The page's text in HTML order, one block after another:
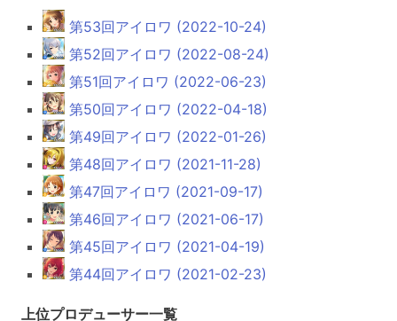
第53回アイロワ (2022-10-24)
第52回アイロワ (2022-08-24)
第51回アイロワ (2022-06-23)
第50回アイロワ (2022-04-18)
第49回アイロワ (2022-01-26)
第48回アイロワ (2021-11-28)
第47回アイロワ (2021-09-17)
第46回アイロワ (2021-06-17)
第45回アイロワ (2021-04-19)
第44回アイロワ (2021-02-23)
上位プロデューサー一覧